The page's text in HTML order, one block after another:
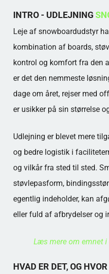
INTRO - UDLEJNING
Leje af snowboardudstyr
kombination af boards,
kontrol og komfort fra den
er det den nemmeste
dage om året, rejser med
er usikker på sin størrelse
Udlejning er blevet mere
og bedre logistik i
og vilkår fra sted til sted.
støvlepasform,
egentlig indeholder, kan
eller fuld af afbrydelser og
Læs mere om emnet i
HVAD ER DET, OG